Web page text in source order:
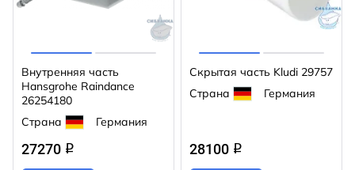
Внутренняя часть
Hansgrohe Raindance
26254180
Страна
Германия
27270 q
Скрытая часть Kludi 29757
Страна
Германия
28100 q